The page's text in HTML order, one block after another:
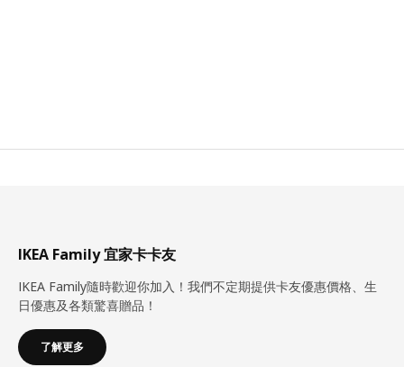
IKEA Family 宜家卡卡友
IKEA Family隨時歡迎你加入！我們不定期提供卡友優惠價格、生
日優惠及各類驚喜贈品！
了解更多